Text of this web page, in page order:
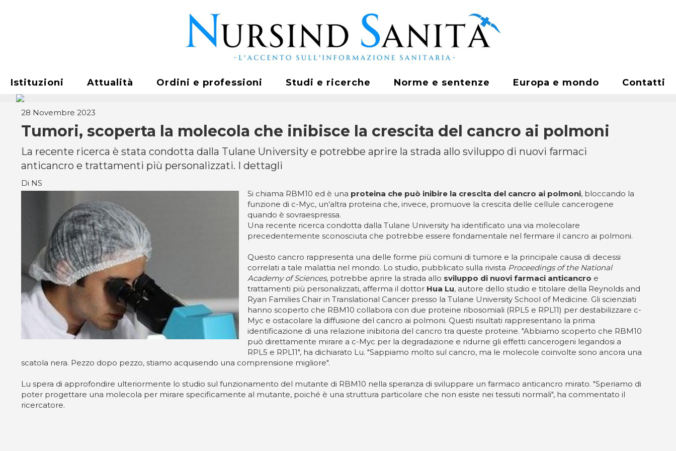
Istituzioni Attualità Ordini e professioni Studi e ricerche Norme e sentenze Europa e mondo Contatti
28 Novembre 2023
Tumori, scoperta la molecola che inibisce la crescita del cancro ai polmoni
La recente ricerca è stata condotta dalla Tulane University e potrebbe aprire la strada allo sviluppo di nuovi farmaci
anticancro e trattamenti più personalizzati. I dettagli
Di NS
Si chiama RBM10 ed è una proteina che può inibire la crescita del cancro ai polmoni, bloccando la
funzione di c-Myc, un’altra proteina che, invece, promuove la crescita delle cellule cancerogene
quando è sovraespressa.
Una recente ricerca condotta dalla Tulane University ha identificato una via molecolare
precedentemente sconosciuta che potrebbe essere fondamentale nel fermare il cancro ai polmoni.
Questo cancro rappresenta una delle forme più comuni di tumore e la principale causa di decessi
correlati a tale malattia nel mondo. Lo studio, pubblicato sulla rivista Proceedings of the National
Academy of Sciences, potrebbe aprire la strada allo sviluppo di nuovi farmaci anticancro e
trattamenti più personalizzati, afferma il dottor Hua Lu, autore dello studio e titolare della Reynolds and
Ryan Families Chair in Translational Cancer presso la Tulane University School of Medicine. Gli scienziati
hanno scoperto che RBM10 collabora con due proteine ribosomiali (RPL5 e RPL11) per destabilizzare c-
Myc e ostacolare la diffusione del cancro ai polmoni. Questi risultati rappresentano la prima
identificazione di una relazione inibitoria del cancro tra queste proteine. "Abbiamo scoperto che RBM10
può direttamente mirare a c-Myc per la degradazione e ridurne gli effetti cancerogeni legandosi a
RPL5 e RPL11", ha dichiarato Lu. "Sappiamo molto sul cancro, ma le molecole coinvolte sono ancora una
scatola nera. Pezzo dopo pezzo, stiamo acquisendo una comprensione migliore".
Lu spera di approfondire ulteriormente lo studio sul funzionamento del mutante di RBM10 nella speranza di sviluppare un farmaco anticancro mirato. "Speriamo di
poter progettare una molecola per mirare specificamente al mutante, poiché è una struttura particolare che non esiste nei tessuti normali", ha commentato il
ricercatore.